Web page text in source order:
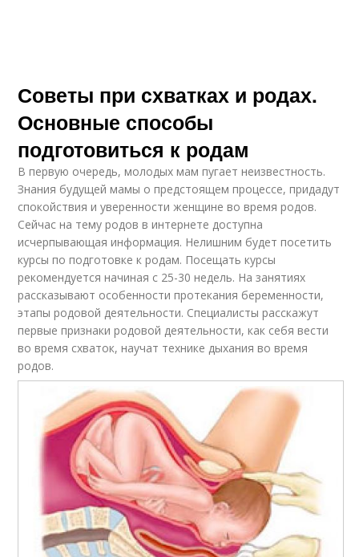
Советы при схватках и родах.
Основные способы
подготовиться к родам
В первую очередь, молодых мам пугает неизвестность.
Знания будущей мамы о предстоящем процессе, придадут
спокойствия и уверенности женщине во время родов.
Сейчас на тему родов в интернете доступна
исчерпывающая информация. Нелишним будет посетить
курсы по подготовке к родам. Посещать курсы
рекомендуется начиная с 25-30 недель. На занятиях
рассказывают особенности протекания беременности,
этапы родовой деятельности. Специалисты расскажут
первые признаки родовой деятельности, как себя вести
во время схваток, научат технике дыхания во время
родов.